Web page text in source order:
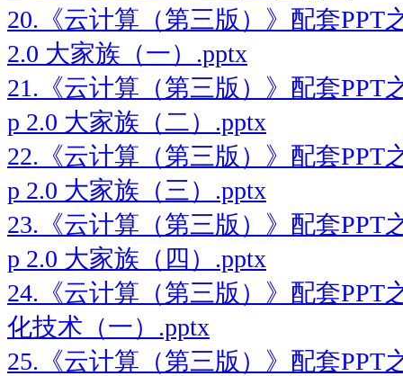
20.《云计算（第三版）》配套PPT
2.0 大家族（一）.pptx
21.《云计算（第三版）》配套PPT
p 2.0 大家族（二）.pptx
22.《云计算（第三版）》配套PPT
p 2.0 大家族（三）.pptx
23.《云计算（第三版）》配套PPT
p 2.0 大家族（四）.pptx
24.《云计算（第三版）》配套PPT
化技术（一）.pptx
25.《云计算（第三版）》配套PPT